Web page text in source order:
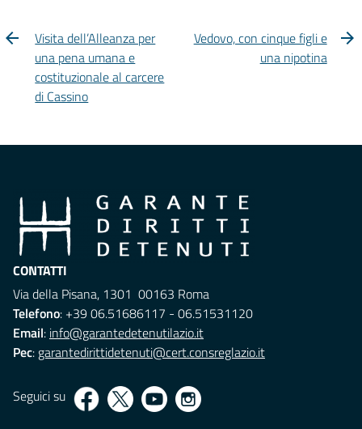
Visita dell’Alleanza per
una pena umana e
costituzionale al carcere
di Cassino
Vedovo, con cinque figli e
una nipotina
CONTATTI
Via della Pisana, 1301 00163 Roma
Telefono: +39 06.51686117 - 06.51531120
Email: info@garantedetenutilazio.it
Pec: garantedirittidetenuti@cert.consreglazio.it
Seguici su